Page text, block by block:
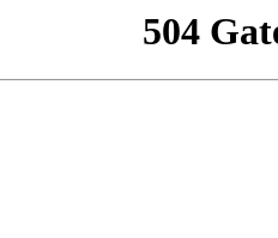
504